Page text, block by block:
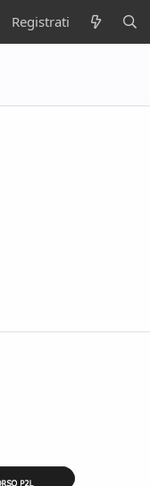
Registrati